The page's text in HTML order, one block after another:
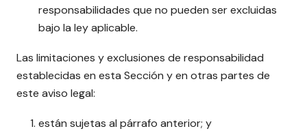
responsabilidades que no pueden ser excluidas
bajo la ley aplicable.
Las limitaciones y exclusiones de responsabilidad
establecidas en esta Sección y en otras partes de
este aviso legal:
están sujetas al párrafo anterior; y